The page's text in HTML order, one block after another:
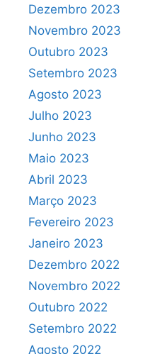
Dezembro 2023
Novembro 2023
Outubro 2023
Setembro 2023
Agosto 2023
Julho 2023
Junho 2023
Maio 2023
Abril 2023
Março 2023
Fevereiro 2023
Janeiro 2023
Dezembro 2022
Novembro 2022
Outubro 2022
Setembro 2022
Agosto 2022